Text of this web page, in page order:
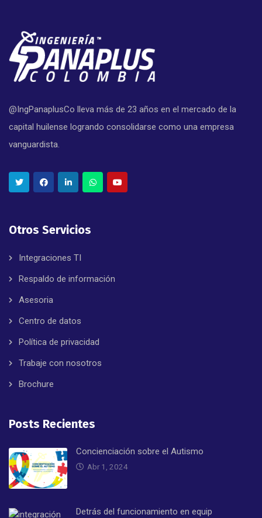
@IngPanaplusCo lleva más de 23 años en el mercado de la
capital huilense logrando consolidarse como una empresa
vanguardista.
Otros Servicios
Integraciones TI
Respaldo de información
Asesoria
Centro de datos
Política de privacidad
Trabaje con nosotros
Brochure
Posts Recientes
Concienciación sobre el Autismo
Abr 1, 2024
Detrás del funcionamiento en equip